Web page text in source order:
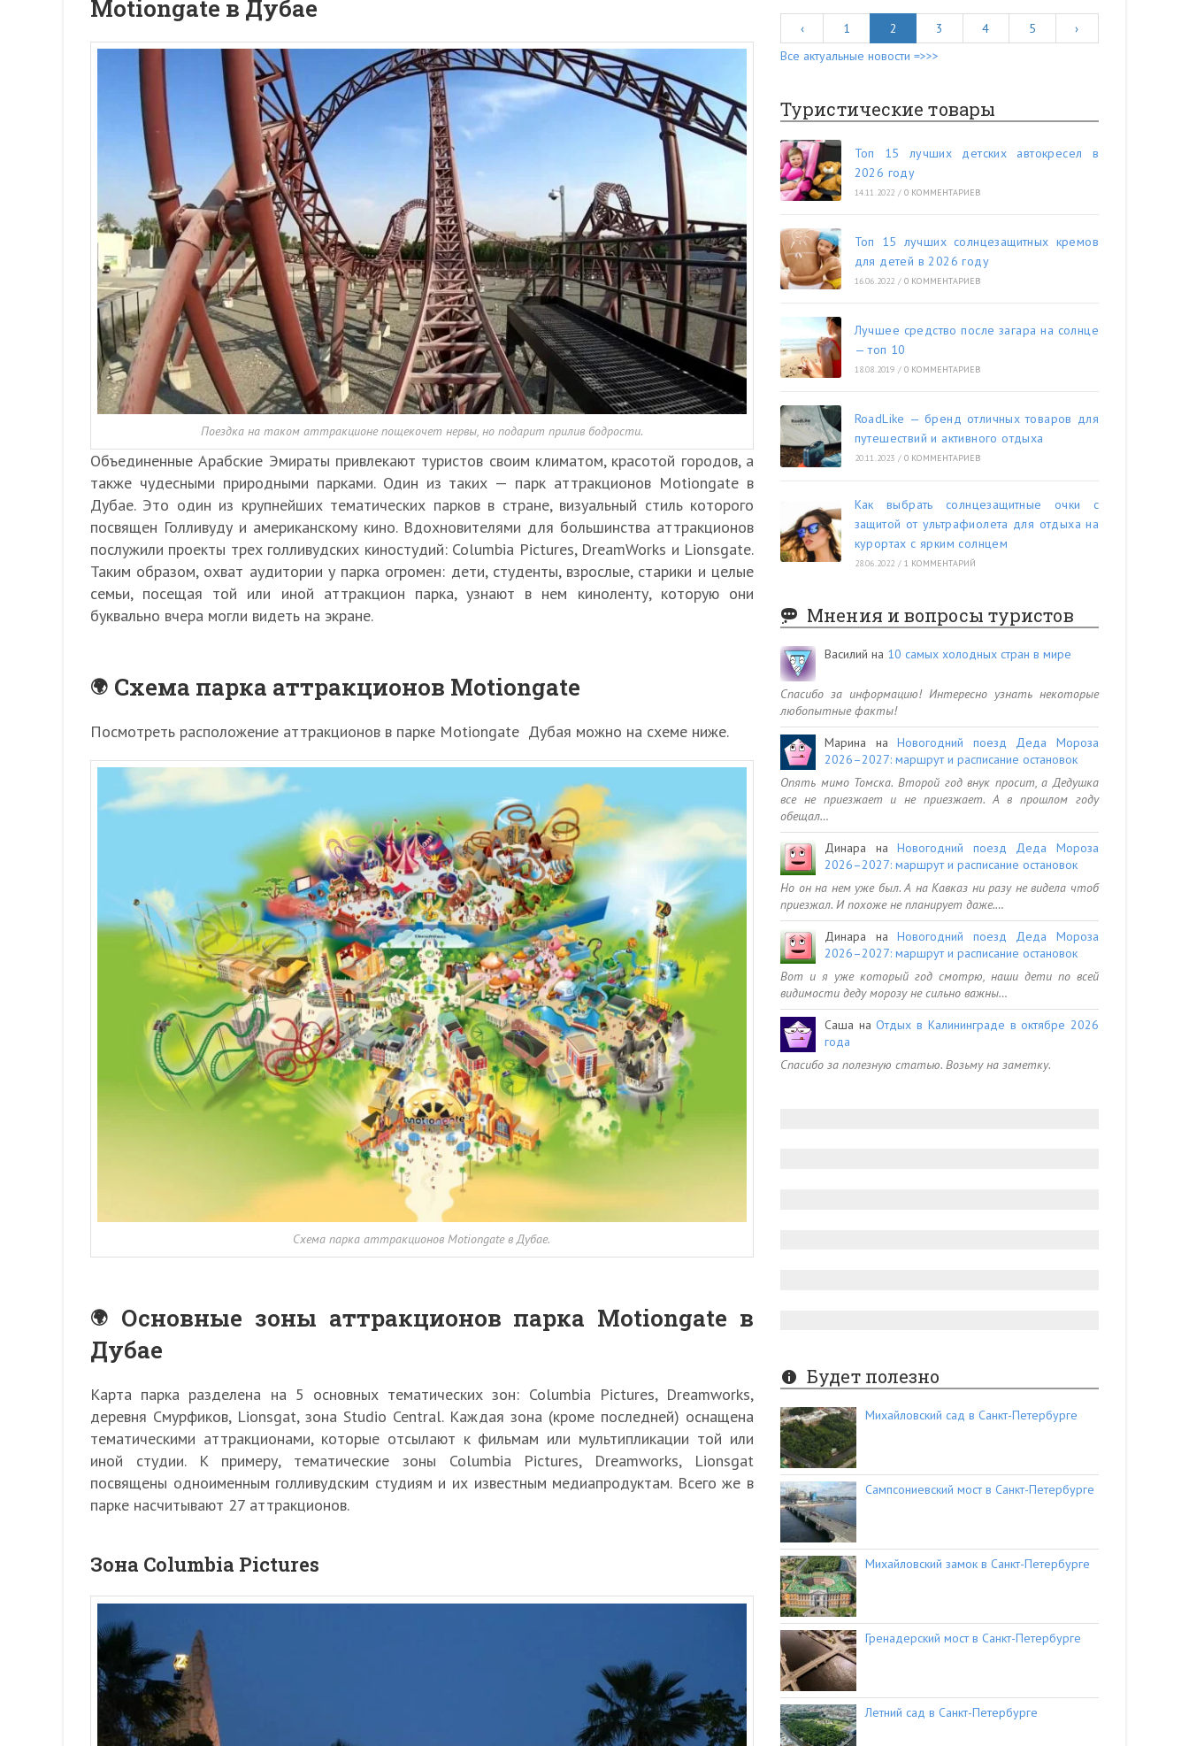
Motiongate в Дубае
Поездка на таком аттракционе пощекочет нервы, но подарит прилив бодрости.
Объединенные Арабские Эмираты привлекают туристов своим климатом, красотой городов, а
также чудесными природными парками. Один из таких — парк аттракционов Motiongate в
Дубае. Это один из крупнейших тематических парков в стране, визуальный стиль которого
посвящен Голливуду и американскому кино. Вдохновителями для большинства аттракционов
послужили проекты трех голливудских киностудий: Columbia Pictures, DreamWorks и Lionsgate.
Таким образом, охват аудитории у парка огромен: дети, студенты, взрослые, старики и целые
семьи, посещая той или иной аттракцион парка, узнают в нем киноленту, которую они
буквально вчера могли видеть на экране.
Схема парка аттракционов Motiongate
Посмотреть расположение аттракционов в парке Motiongate Дубая можно на схеме ниже.
Схема парка аттракционов Motiongate в Дубае.
Основные зоны аттракционов парка Motiongate в
Дубае
Карта парка разделена на 5 основных тематических зон: Columbia Pictures, Dreamworks,
деревня Смурфиков, Lionsgat, зона Studio Central. Каждая зона (кроме последней) оснащена
тематическими аттракционами, которые отсылают к фильмам или мультипликации той или
иной студии. К примеру, тематические зоны Columbia Pictures, Dreamworks, Lionsgat
посвящены одноименным голливудским студиям и их известным медиапродуктам. Всего же в
парке насчитывают 27 аттракционов.
Зона Columbia Pictures
‹ 1 2 3 4 5
›
Все актуальные новости =>>>
Туристические товары
Топ 15 лучших детских автокресел в
2026 году
14.11.2022 / 0 КОММЕНТАРИЕВ
Топ 15 лучших солнцезащитных кремов
для детей в 2026 году
16.06.2022 / 0 КОММЕНТАРИЕВ
Лучшее средство после загара на солнце
— топ 10
18.08.2019 / 0 КОММЕНТАРИЕВ
RoadLike — бренд отличных товаров для
путешествий и активного отдыха
20.11.2023 / 0 КОММЕНТАРИЕВ
Как выбрать солнцезащитные очки с
защитой от ультрафиолета для отдыха на
курортах с ярким солнцем
28.06.2022 / 1 КОММЕНТАРИЙ
Мнения и вопросы туристов
Василий на 10 самых холодных стран в мире
Спасибо за информацию! Интересно узнать некоторые
любопытные факты!
Марина наНовогодний поезд Деда Мороза
2026–2027: маршрут и расписание остановок
Опять мимо Томска. Второй год внук просит, а Дедушка
все не приезжает и не приезжает. А в прошлом году
обещал…
Динара наНовогодний поезд Деда Мороза
2026–2027: маршрут и расписание остановок
Но он на нем уже был. А на Кавказ ни разу не видела чтоб
приезжал. И похоже не планирует даже.…
Динара наНовогодний поезд Деда Мороза
2026–2027: маршрут и расписание остановок
Вот и я уже который год смотрю, наши дети по всей
видимости деду морозу не сильно важны…
Саша наОтдых в Калининграде в октябре 2026
года
Спасибо за полезную статью. Возьму на заметку.
Будет полезно
Михайловский сад в Санкт-Петербурге
Сампсониевский мост в Санкт-Петербурге
Михайловский замок в Санкт-Петербурге
Гренадерский мост в Санкт-Петербурге
Летний сад в Санкт-Петербурге